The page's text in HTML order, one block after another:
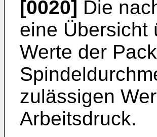
[0020] Die
eine Übersicht
Werte der
zulässigen
Arbeitsdruck.